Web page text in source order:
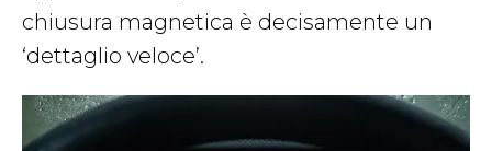
chiusura magnetica è decisamente un
‘dettaglio veloce’.